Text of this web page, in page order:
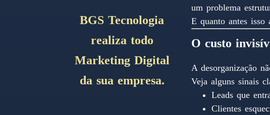
BGS Tecnologia
realiza todo
Marketing Digital
da sua empresa.
um problema
E quanto antes isso
O custo
A desorganização
Veja alguns sinais
Leads que
Clientes